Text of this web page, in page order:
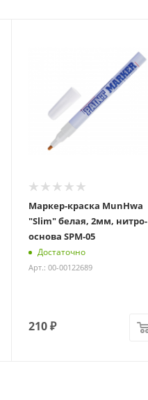
Маркер-краска MunHwa
"Slim" белая, 2мм, нитро-
основа SPM-05
Достаточно
Арт.: 00-00122689
210₽